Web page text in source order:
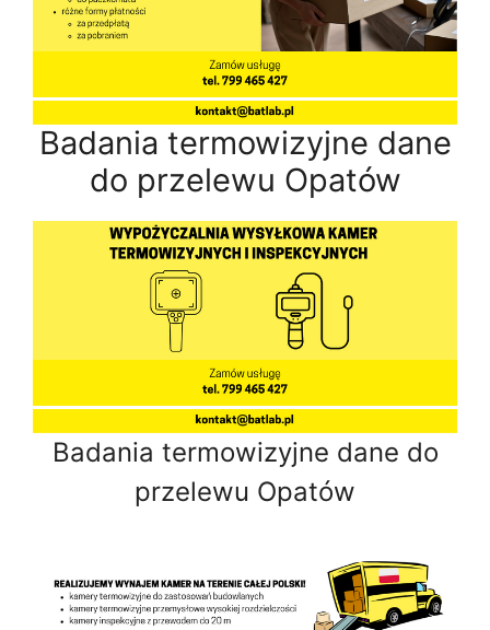
Badania termowizyjne dane
do przelewu Opatów
Badania termowizyjne dane do
przelewu Opatów